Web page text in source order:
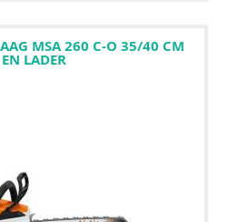
MSA 260 C-O 35/40 CM
LADER